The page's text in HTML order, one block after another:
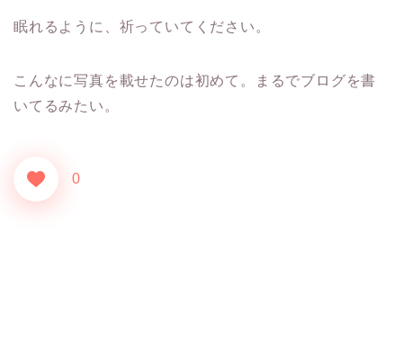
眠れるように、祈っていてください。
こんなに写真を載せたのは初めて。まるでブログを書
いてるみたい。
0